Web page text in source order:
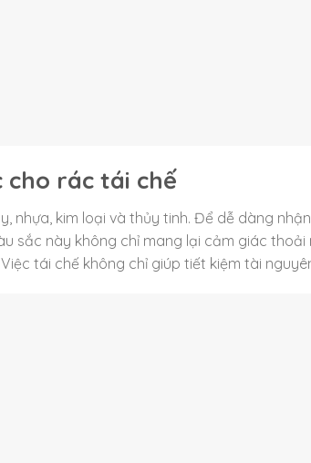
rác tái chế
nhựa, kim loại và thủy tinh. Để dễ dàng
sắc này không chỉ mang lại cảm giác
tái chế không chỉ giúp tiết kiệm tài